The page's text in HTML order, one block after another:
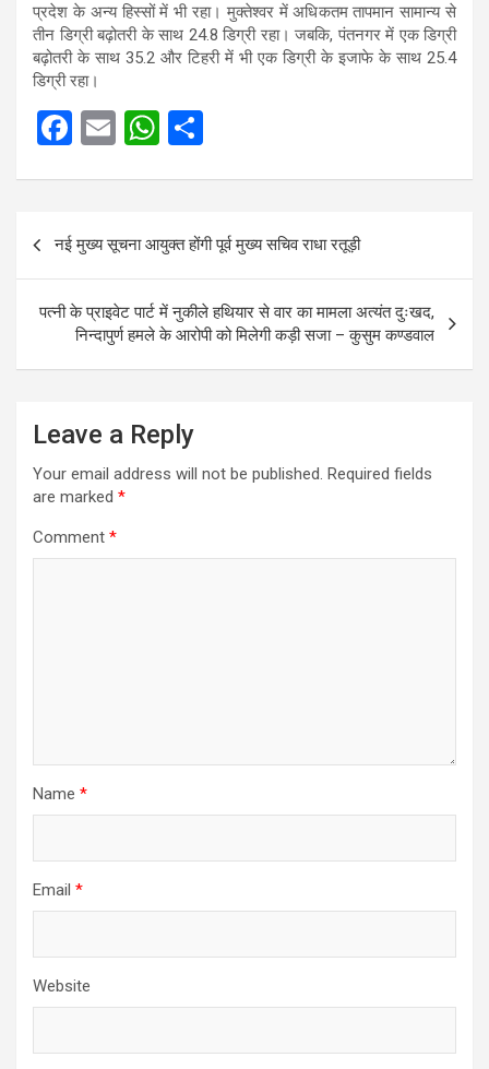
प्रदेश के अन्य हिस्सों में भी रहा। मुक्तेश्वर में अधिकतम तापमान सामान्य से
तीन डिग्री बढ़ोतरी के साथ 24.8 डिग्री रहा। जबकि, पंतनगर में एक डिग्री
बढ़ोतरी के साथ 35.2 और टिहरी में भी एक डिग्री के इजाफे के साथ 25.4
डिग्री रहा।
F
b
o
o
k
E
W
s
A
p
p
e
Post
navigation
नई मुख्य सूचना आयुक्त होंगी पूर्व मुख्य सचिव राधा रतूड़ी
पत्नी के प्राइवेट पार्ट में नुकीले हथियार से वार का मामला अत्यंत दुःखद,
निन्दापुर्ण हमले के आरोपी को मिलेगी कड़ी सजा – कुसुम कण्डवाल
Leave a Reply
Your email address will not be published. Required fields
are marked *
Comment *
Name *
Email *
Website